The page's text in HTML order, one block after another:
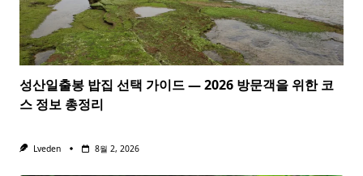
성산일출봉 밥집 선택 가이드 — 2026 방문객을 위한 코
스 정보 총정리
Lveden 8월 2, 2026